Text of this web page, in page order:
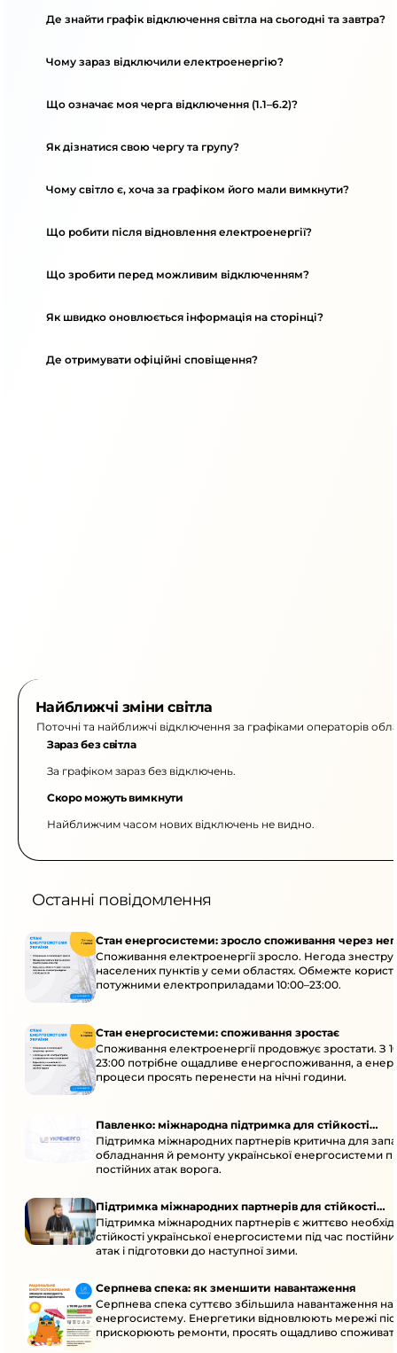
Де знайти графік відключення світла на сьогодні та завтра?
Чому зараз відключили електроенергію?
Що означає моя черга відключення (1.1–6.2)?
Як дізнатися свою чергу та групу?
Чому світло є, хоча за графіком його мали вимкнути?
Що робити після відновлення електроенергії?
Що зробити перед можливим відключенням?
Як швидко оновлюється інформація на сторінці?
Де отримувати офіційні сповіщення?
Найближчі зміни світла
Поточні та найближчі відключення за графіками операторів
Зараз без світла
За графіком зараз без відключень.
Скоро можуть вимкнути
Найближчим часом нових відключень не видно.
Останні повідомлення
Стан енергосистеми: зросло споживання через
Споживання електроенергії зросло. Негода
населених пунктів у семи областях. Обмежте
потужними електроприладами 10:00–23:00.
Стан енергосистеми: споживання зростає
Споживання електроенергії продовжує зростати. З
23:00 потрібне ощадливе енергоспоживання, а
процеси просять перенести на нічні години.
Павленко: міжнародна підтримка для стійкості
енергосистеми
Підтримка міжнародних партнерів критична для
обладнання й ремонту української енергосистеми
постійних атак ворога.
Підтримка міжнародних партнерів для стійкості
енергосистеми
Підтримка міжнародних партнерів є життєво
стійкості української енергосистеми під час
атак і підготовки до наступної зими.
Серпнева спека: як зменшити навантаження
Серпнева спека суттєво збільшила навантаження на
енергосистему. Енергетики відновлюють мережі
прискорюють ремонти, просять ощадливо